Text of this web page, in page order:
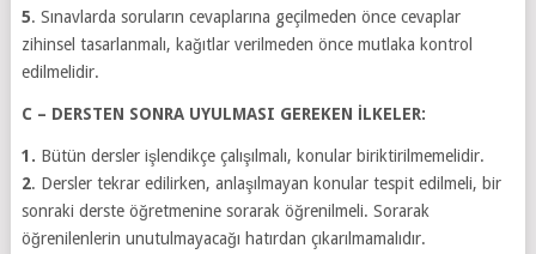
5. Sınavlarda soruların cevaplarına geçilmeden önce cevaplar
zihinsel tasarlanmalı, kağıtlar verilmeden önce mutlaka kontrol
edilmelidir.
C – DERSTEN SONRA UYULMASI GEREKEN İLKELER:
1. Bütün dersler işlendikçe çalışılmalı, konular biriktirilmemelidir.
2. Dersler tekrar edilirken, anlaşılmayan konular tespit edilmeli, bir
sonraki derste öğretmenine sorarak öğrenilmeli. Sorarak
öğrenilenlerin unutulmayacağı hatırdan çıkarılmamalıdır.